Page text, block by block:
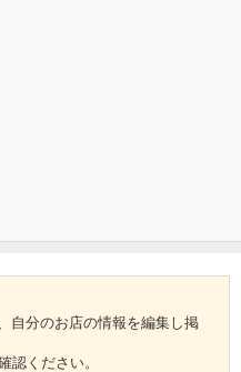
自分のお店の情報を編集し掲
認ください。